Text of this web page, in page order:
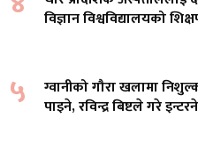
विज्ञान विश्वविद्यालयको
५
ग्वानीको गौरा खलामा
पाइने, रविन्द्र बिष्टले गरे